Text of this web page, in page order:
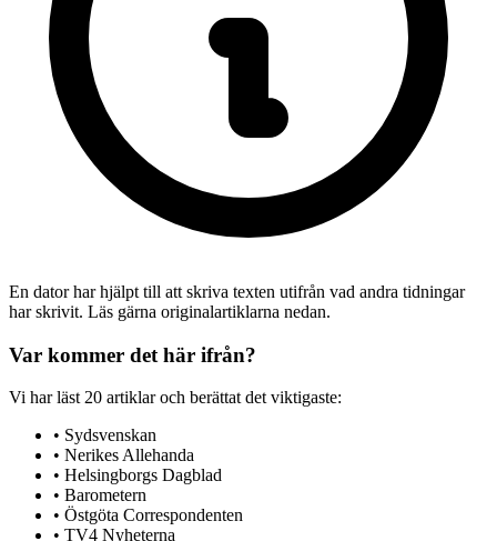
En dator har hjälpt till att skriva texten utifrån vad andra tidningar
har skrivit. Läs gärna originalartiklarna nedan.
Var kommer det här ifrån?
Vi har läst 20 artiklaroch berättat det viktigaste:
• Sydsvenskan
• Nerikes Allehanda
• Helsingborgs Dagblad
• Barometern
• Östgöta Correspondenten
• TV4 Nyheterna